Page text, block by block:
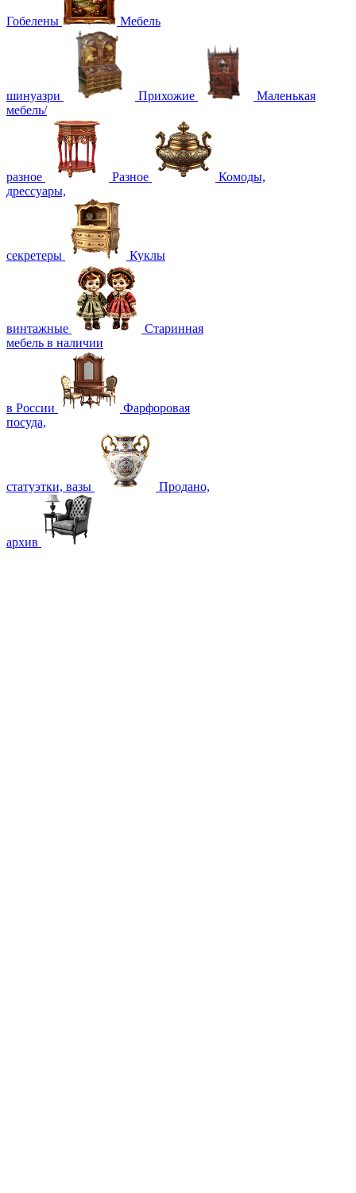
Гобелены Мебель
шинуазри Прихожие
Маленькая
мебель/
разное Разное
Комоды,
дрессуары,
секретеры Куклы
винтажные
Старинная
мебель в наличии
в России
Фарфоровая
посуда,
статуэтки, вазы Продано,
архив